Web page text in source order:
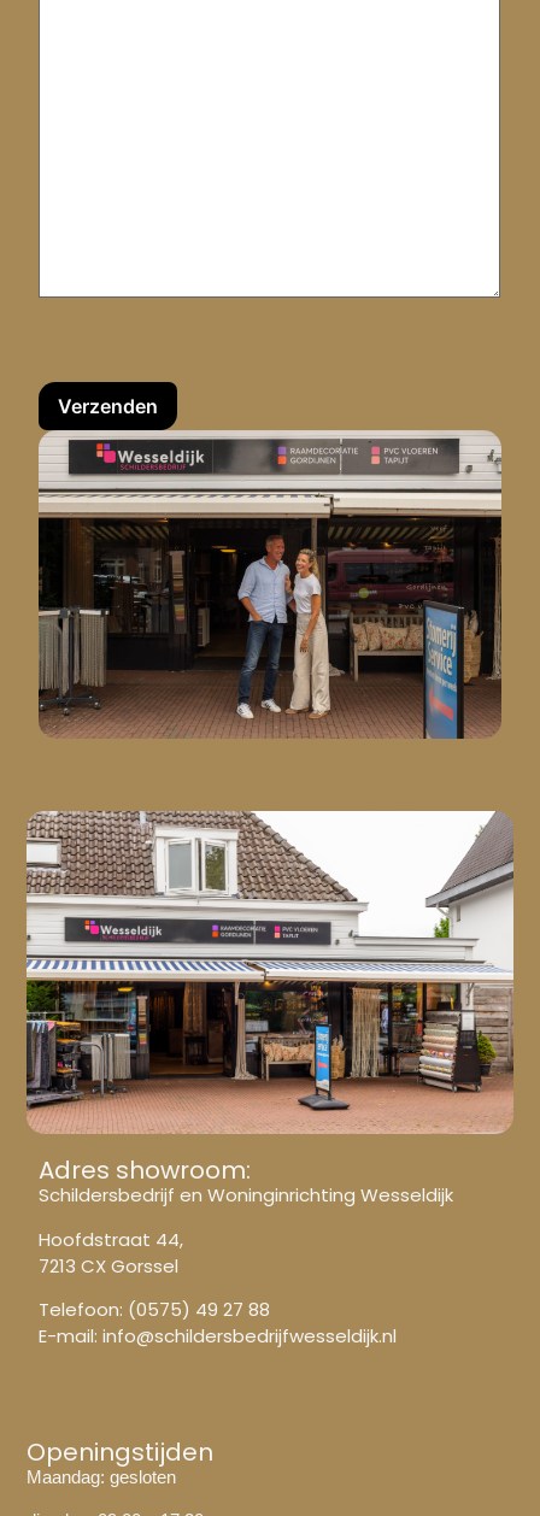
Adres showroom:
Schildersbedrijf en Woninginrichting Wesseldijk
Hoofdstraat 44,
7213 CX Gorssel
Telefoon: (0575) 49 27 88
E-mail:info@schildersbedrijfwesseldijk.nl
Openingstijden
Maandag: gesloten